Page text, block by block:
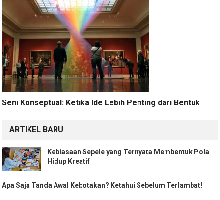
Seni Konseptual: Ketika Ide Lebih Penting dari Bentuk
ARTIKEL BARU
Kebiasaan Sepele yang Ternyata Membentuk Pola
Hidup Kreatif
Apa Saja Tanda Awal Kebotakan? Ketahui Sebelum Terlambat!